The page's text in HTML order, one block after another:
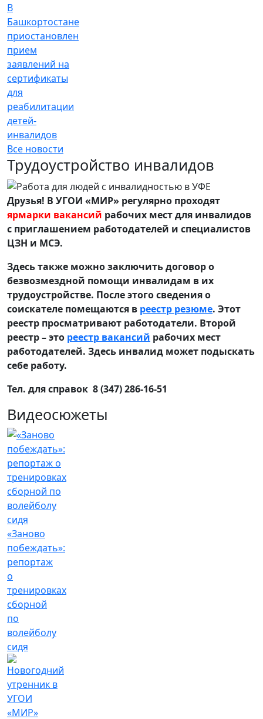
В
Башкортостане
приостановлен
прием
заявлений на
сертификаты
для
реабилитации
детей-
инвалидов
Все новости
Трудоустройство инвалидов
Друзья! В УГОИ «МИР» регулярно проходят
ярмарки вакансий рабочих мест для инвалидов
с приглашением работодателей и специалистов
ЦЗН и МСЭ.
Здесь также можно заключить договор о
безвозмездной помощи инвалидам в их
трудоустройстве. После этого сведения о
соискателе помещаются в реестр резюме. Этот
реестр просматривают работодатели. Второй
реестр – это реестр вакансий рабочих мест
работодателей. Здесь инвалид может подыскать
себе работу.
Тел. для справок 8 (347) 286-16-51
Видеосюжеты
«Заново
побеждать»:
репортаж
о
тренировках
сборной
по
волейболу
сидя